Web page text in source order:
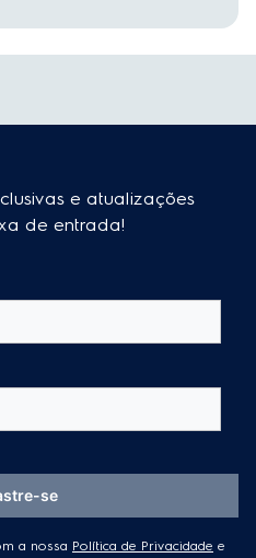
e atualizações
de entrada!
a nossa Política de Privacidade e
se